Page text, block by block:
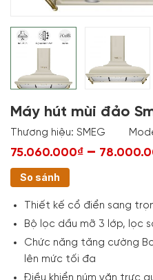
Máy hút mùi đảo
Thương hiệu: SMEG
75.060.000₫ –
So sánh
Thiết kế cổ điển sang
Bộ lọc dầu mỡ 3 lớp, lọc
Chức năng tăng cường
lên mức tối đa
Điều khiển núm vặn trực